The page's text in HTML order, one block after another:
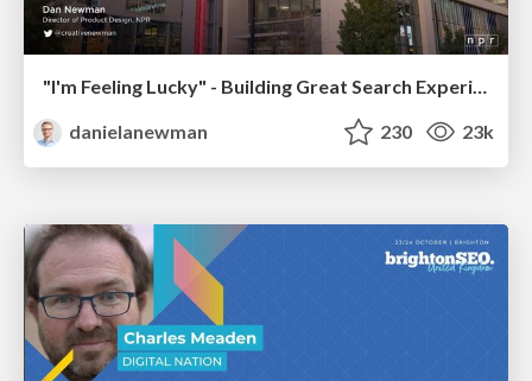
danielanewman
230 23k